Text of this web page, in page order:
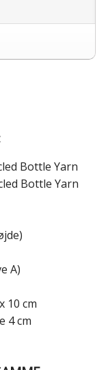
Bottle Yarn
Bottle Yarn
A)
10 cm
4 cm